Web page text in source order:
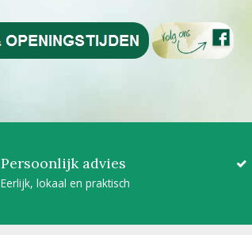
Persoonlijk advies
Eerlijk, lokaal en praktisch